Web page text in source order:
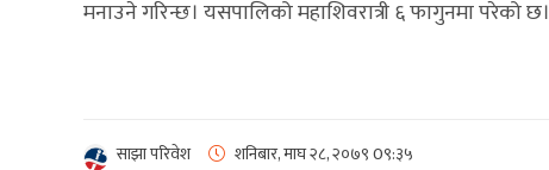
मनाउने गरिन्छ। यसपालिको महाशिवरात्री ६ फागुनमा परेको छ।
साझा परिवेश शनिबार, माघ २८, २०७९0९:३५